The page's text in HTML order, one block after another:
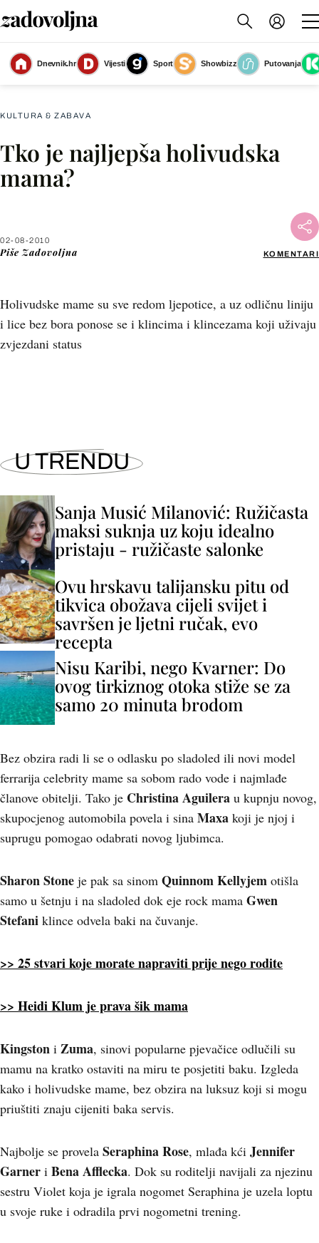
Dnevnik.hr Vijesti Sport Showbizz
Putovanja
Slika nije dostupna
KULTURA & ZABAVA
Tko je najljepša holivudska
mama?
02-08-2010
Piše Zadovoljna KOMENTARI
Holivudske mame su sve redom ljepotice, a uz odličnu liniju
i lice bez bora ponose se i klincima i klincezama koji uživaju
zvjezdani status
Facebook
U TRENDU
Sanja Musić Milanović: Ružičasta
maksi suknja uz koju idealno
pristaju - ružičaste salonke
Ovu hrskavu talijansku pitu od
tikvica obožava cijeli svijet i
savršen je ljetni ručak, evo
recepta
Nisu Karibi, nego Kvarner: Do
ovog tirkiznog otoka stiže se za
samo 20 minuta brodom
Bez obzira radi li se o odlasku po sladoled ili novi model
ferrarija celebrity mame sa sobom rado vode i najmlađe
članove obitelji. Tako je Christina Aguilera u kupnju novog,
skupocjenog automobila povela i sina Maxa koji je njoj i
suprugu pomogao odabrati novog ljubimca.
Sharon Stone je pak sa sinom Quinnom Kellyjem otišla
samo u šetnju i na sladoled dok eje rock mama Gwen
Stefani klince odvela baki na čuvanje.
>> 25 stvari koje morate napraviti prije nego rodite
>> Heidi Klum je prava šik mama
Kingston i Zuma, sinovi popularne pjevačice odlučili su
mamu na kratko ostaviti na miru te posjetiti baku. Izgleda
kako i holivudske mame, bez obzira na luksuz koji si mogu
priuštiti znaju cijeniti baka servis.
Najbolje se provela Seraphina Rose, mlađa kći Jennifer
Garner i Bena Afflecka. Dok su roditelji navijali za njezinu
sestru Violet koja je igrala nogomet Seraphina je uzela loptu
u svoje ruke i odradila prvi nogometni trening.